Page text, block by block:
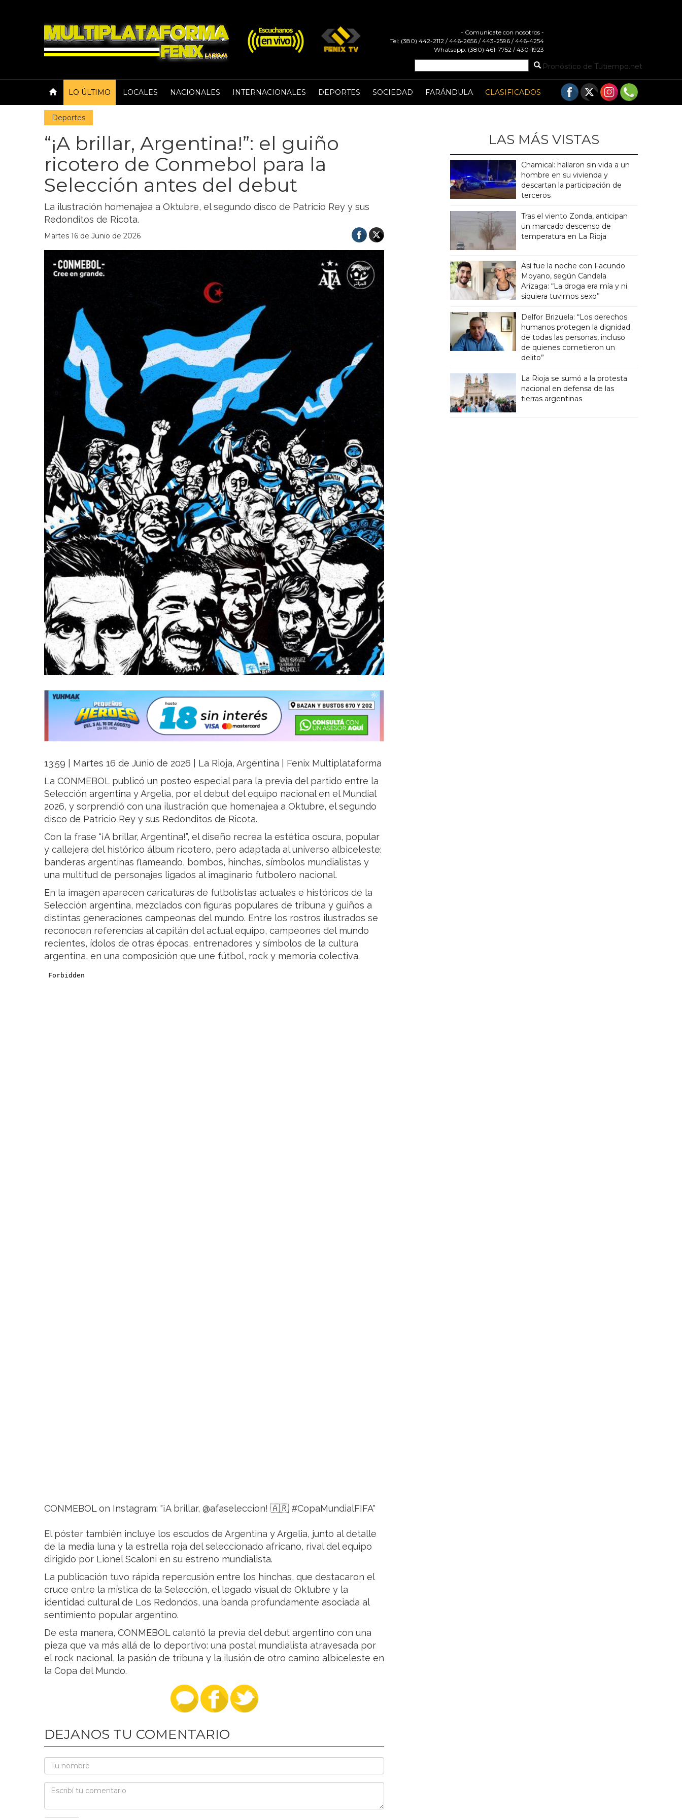
- Comunicate con nosotros -
Tel: (380) 442-2112 / 446-2656 / 443-2596 / 446-4254
Whatsapp: (380) 461-7752 / 430-1923
Pronóstico de Tutiempo.net
LO ÚLTIMO LOCALES NACIONALES INTERNACIONALES DEPORTES SOCIEDAD FARÁNDULA CLASIFICADOS
Deportes
“¡A brillar, Argentina!”: el guiño
ricotero de Conmebol para la
Selección antes del debut
La ilustración homenajea a Oktubre, el segundo disco de Patricio Rey y sus
Redonditos de Ricota.
Martes 16 de Junio de 2026
13:59 | Martes 16 de Junio de 2026 | La Rioja, Argentina | Fenix Multiplataforma
La CONMEBOL publicó un posteo especial para la previa del partido entre la
Selección argentina y Argelia, por el debut del equipo nacional en el Mundial
2026, y sorprendió con una ilustración que homenajea a Oktubre, el segundo
disco de Patricio Rey y sus Redonditos de Ricota.
Con la frase “¡A brillar, Argentina!”, el diseño recrea la estética oscura, popular
y callejera del histórico álbum ricotero, pero adaptada al universo albiceleste:
banderas argentinas flameando, bombos, hinchas, símbolos mundialistas y
una multitud de personajes ligados al imaginario futbolero nacional.
En la imagen aparecen caricaturas de futbolistas actuales e históricos de la
Selección argentina, mezclados con figuras populares de tribuna y guiños a
distintas generaciones campeonas del mundo. Entre los rostros ilustrados se
reconocen referencias al capitán del actual equipo, campeones del mundo
recientes, ídolos de otras épocas, entrenadores y símbolos de la cultura
argentina, en una composición que une fútbol, rock y memoria colectiva.
CONMEBOL on Instagram: "¡A brillar, @afaseleccion! 🇦🇷 #CopaMundialFIFA"
El póster también incluye los escudos de Argentina y Argelia, junto al detalle
de la media luna y la estrella roja del seleccionado africano, rival del equipo
dirigido por Lionel Scaloni en su estreno mundialista.
La publicación tuvo rápida repercusión entre los hinchas, que destacaron el
cruce entre la mística de la Selección, el legado visual de Oktubre y la
identidad cultural de Los Redondos, una banda profundamente asociada al
sentimiento popular argentino.
De esta manera, CONMEBOL calentó la previa del debut argentino con una
pieza que va más allá de lo deportivo: una postal mundialista atravesada por
el rock nacional, la pasión de tribuna y la ilusión de otro camino albiceleste en
la Copa del Mundo.
DEJANOS TU COMENTARIO
LAS MÁS VISTAS
Chamical: hallaron sin vida a un
hombre en su vivienda y
descartan la participación de
terceros
Tras el viento Zonda, anticipan
un marcado descenso de
temperatura en La Rioja
Así fue la noche con Facundo
Moyano, según Candela
Arizaga: “La droga era mía y ni
siquiera tuvimos sexo”
Delfor Brizuela: “Los derechos
humanos protegen la dignidad
de todas las personas, incluso
de quienes cometieron un
delito”
La Rioja se sumó a la protesta
nacional en defensa de las
tierras argentinas